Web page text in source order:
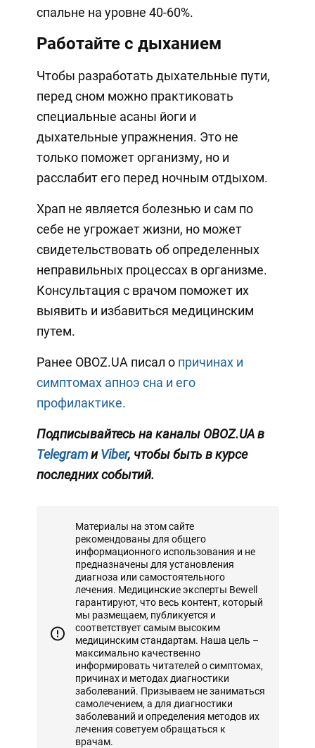
спальне на уровне 40-60%.
Работайте с дыханием
Чтобы разработать дыхательные пути,
перед сном можно практиковать
специальные асаны йоги и
дыхательные упражнения. Это не
только поможет организму, но и
расслабит его перед ночным отдыхом.
Храп не является болезнью и сам по
себе не угрожает жизни, но может
свидетельствовать об определенных
неправильных процессах в организме.
Консультация с врачом поможет их
выявить и избавиться медицинским
путем.
Ранее OBOZ.UA писал о причинах и
симптомах апноэ сна и его
профилактике.
Подписывайтесь на каналы OBOZ.UA в
TelegramиViber, чтобы быть в курсе
последних событий.
Материалы на этом сайте
рекомендованы для общего
информационного использования и не
предназначены для установления
диагноза или самостоятельного
лечения. Медицинские эксперты Bewell
гарантируют, что весь контент, который
мы размещаем, публикуется и
соответствует самым высоким
медицинским стандартам. Наша цель –
максимально качественно
информировать читателей о симптомах,
причинах и методах диагностики
заболеваний. Призываем не заниматься
самолечением, а для диагностики
заболеваний и определения методов их
лечения советуем обращаться к
врачам.